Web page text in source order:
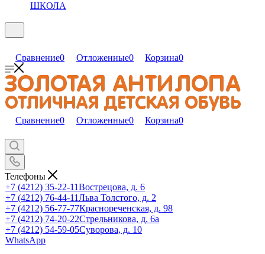
ШКОЛА
Сравнение0 Отложенные0 Корзина0
Сравнение0 Отложенные0 Корзина0
Телефоны
+7 (4212) 35-22-11Вострецова, д. 6
+7 (4212) 76-44-11Льва Толстого, д. 2
+7 (4212) 56-77-77Краснореченская, д. 98
+7 (4212) 74-20-22Стрельникова, д. 6а
+7 (4212) 54-59-05Суворова, д. 10
WhatsApp